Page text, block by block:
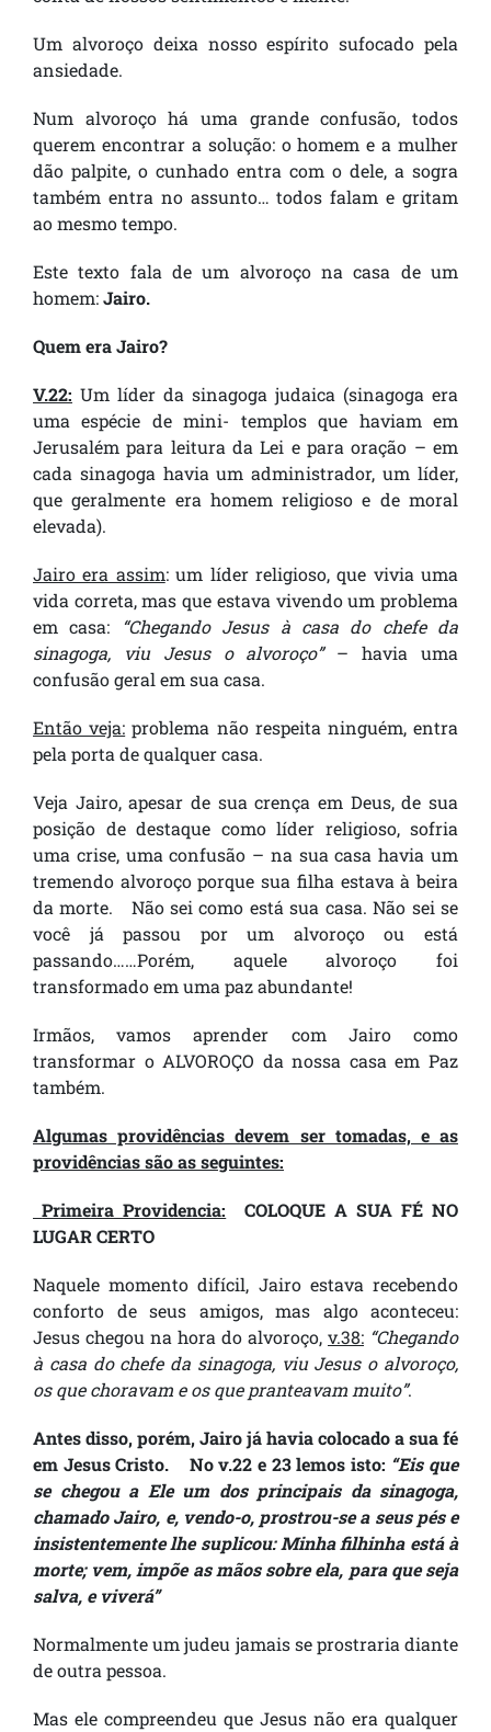
Um alvoroço deixa nosso espírito sufocado pela
ansiedade.
Num alvoroço há uma grande confusão, todos
querem encontrar a solução: o homem e a mulher
dão palpite, o cunhado entra com o dele, a sogra
também entra no assunto… todos falam e gritam
ao mesmo tempo.
Este texto fala de um alvoroço na casa de um
homem:Jairo.
Quem era Jairo?
V.22: Um líder da sinagoga judaica (sinagoga era
uma espécie de mini- templos que haviam em
Jerusalém para leitura da Lei e para oração – em
cada sinagoga havia um administrador, um líder,
que geralmente era homem religioso e de moral
elevada).
Jairo era assim: um líder religioso, que vivia uma
vida correta, mas que estava vivendo um problema
em casa:
“Chegando Jesus à casa do chefe da
sinagoga, viu Jesus o alvoroço”– havia uma
confusão geral em sua casa.
Então veja: problema não respeita ninguém, entra
pela porta de qualquer casa.
Veja Jairo, apesar de sua crença em Deus, de sua
posição de destaque como líder religioso, sofria
uma crise, uma confusão – na sua casa havia um
tremendo alvoroço porque sua filha estava à beira
da morte. Não sei como está sua casa. Não sei se
você já passou por um alvoroço ou está
passando……Porém, aquele alvoroço foi
transformado em uma paz abundante!
Irmãos, vamos aprender com Jairo como
transformar o ALVOROÇO da nossa casa em Paz
também.
Algumas providências devem ser tomadas, e as
providências são as seguintes:
Primeira Providencia:
COLOQUE A SUA FÉ NO
LUGAR CERTO
Naquele momento difícil, Jairo estava recebendo
conforto de seus amigos, mas algo aconteceu:
Jesus chegou na hora do alvoroço, v.38: “Chegando
à casa do chefe da sinagoga, viu Jesus o alvoroço,
os que choravam e os que pranteavam muito”.
Antes disso, porém, Jairo já havia colocado a sua fé
em Jesus Cristo. No v.22 e 23 lemos isto: “Eis que
se chegou a Ele um dos principais da sinagoga,
chamado Jairo, e, vendo-o, prostrou-se a seus pés e
insistentemente lhe suplicou: Minha filhinha está à
morte; vem, impõe as mãos sobre ela, para que seja
salva, e viverá”
Normalmente um judeu jamais se prostraria diante
de outra pessoa.
Mas ele compreendeu que Jesus não era qualquer